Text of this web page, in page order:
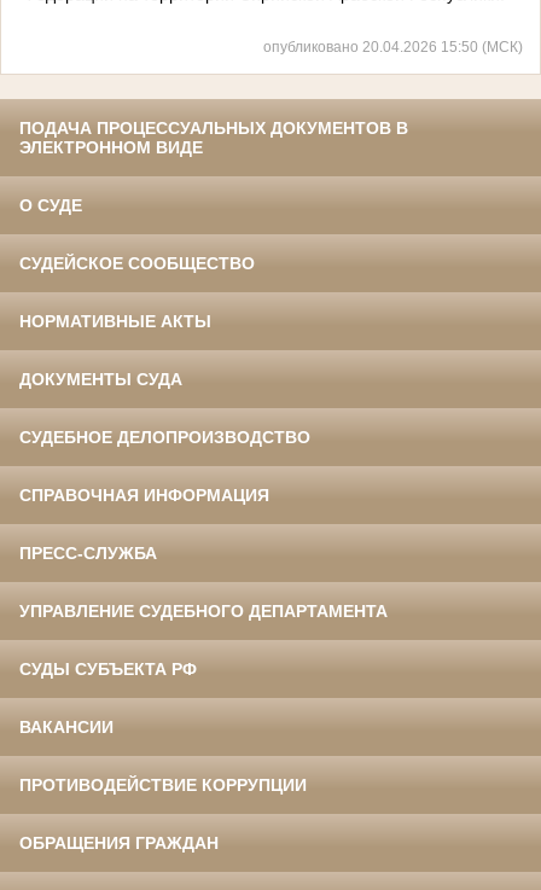
опубликовано 20.04.2026 15:50 (МСК)
ПОДАЧА ПРОЦЕССУАЛЬНЫХ ДОКУМЕНТОВ В
ЭЛЕКТРОННОМ ВИДЕ
О СУДЕ
СУДЕЙСКОЕ СООБЩЕСТВО
НОРМАТИВНЫЕ АКТЫ
ДОКУМЕНТЫ СУДА
СУДЕБНОЕ ДЕЛОПРОИЗВОДСТВО
СПРАВОЧНАЯ ИНФОРМАЦИЯ
ПРЕСС-СЛУЖБА
УПРАВЛЕНИЕ СУДЕБНОГО ДЕПАРТАМЕНТА
СУДЫ СУБЪЕКТА РФ
ВАКАНСИИ
ПРОТИВОДЕЙСТВИЕ КОРРУПЦИИ
ОБРАЩЕНИЯ ГРАЖДАН